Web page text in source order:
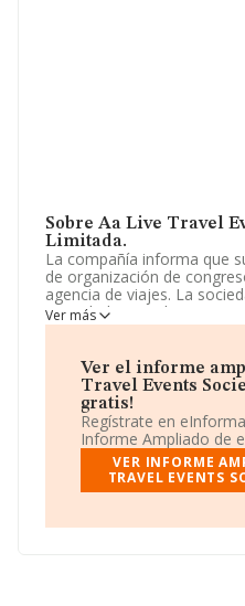
Sobre Aa Live Travel
Limitada.
La compañía informa que
de organización de
agencia de viajes. La
Sociedad Limitada. Su
las agencias de viajes' con
La sociedad españolaAa
Sociedad Limitada
, CIF
Calle Doctor Clara núm.
Oropesa, Castellón,
En relación con el sector y
hasta 16.952 empresas,
calcula un promedio de
Ver más
Ver el informe
Travel Events
gratis!
Regístrate en
Informe Ampliado de
VER INFORME
TRAVEL EVENTS